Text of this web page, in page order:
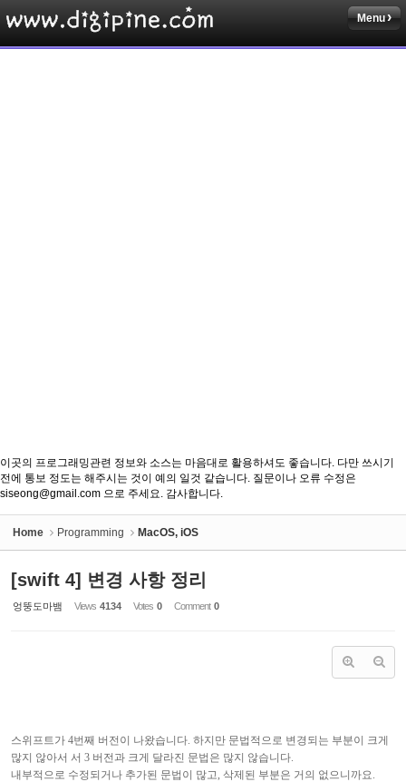
Menu
이곳의 프로그래밍관련 정보와 소스는 마음대로 활용하셔도 좋습니다. 다만 쓰시기
전에 통보 정도는 해주시는 것이 예의 일것 같습니다. 질문이나 오류 수정은
siseong@gmail.com 으로 주세요. 감사합니다.
Home Programming MacOS, iOS
[swift 4] 변경 사항 정리
엉뚱도마뱀 Views 4134 Votes 0 Comment 0
스위프트가 4번째 버전이 나왔습니다. 하지만 문법적으로 변경되는 부분이 크게
많지 않아서 서 3 버전과 크게 달라진 문법은 많지 않습니다.
내부적으로 수정되거나 추가된 문법이 많고, 삭제된 부분은 거의 없으니까요.
Sketchbook5, 스케치북5